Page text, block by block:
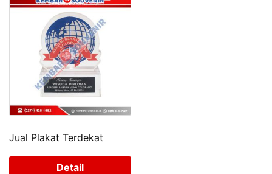
Jual Plakat Terdekat
Detail